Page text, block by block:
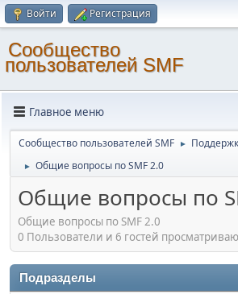
Войти Регистрация
Cообщество
пользователей SMF
Главное меню
Cообщество пользователей SMF ►
► Общие вопросы по SMF 2.0
Общие вопросы по
Общие вопросы по SMF 2.0
0 Пользователи и 6 гостей
Подразделы